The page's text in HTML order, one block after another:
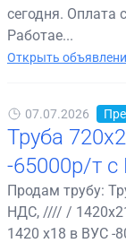
сегодня. Оплата
Работае...
Открыть
07.07.2026
Труба
-65000р/т
Продам трубу:
НДС, //// /
1420 х18 в ВУС -